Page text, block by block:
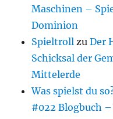
Maschinen –
Dominion
Spieltroll zuDer
Schicksal der
Mittelerde
Was spielst du
#022 Blogbuch